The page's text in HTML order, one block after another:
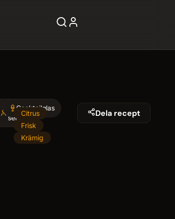
5
minminutes
1
serving
Cocktailglas
Citrus
Frisk
Krämig
Dela recept